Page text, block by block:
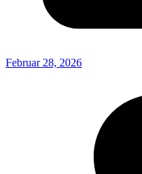
Februar 28, 2026